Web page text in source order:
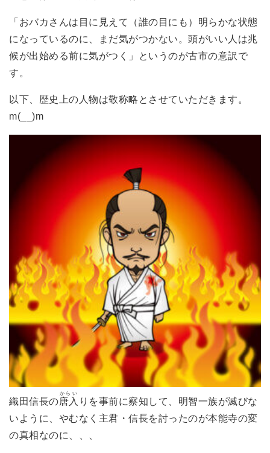
「おバカさんは目に見えて（誰の目にも）明らかな状態
になっているのに、まだ気がつかない。頭がいい人は兆
候が出始める前に気がつく」というのが古市の意訳で
す。
以下、歴史上の人物は敬称略とさせていただきます。
m(__)m
織田信長の唐入
からい
りを事前に察知して、明智一族が滅びな
いように、やむなく主君・信長を討ったのが本能寺の変
の真相なのに、、、